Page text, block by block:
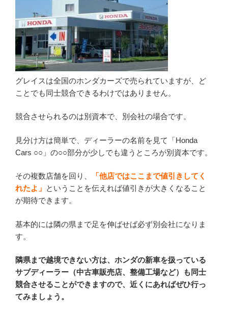
グレイスは全国のホンダカーズで売られていますが、ど
ことでも同士競合できるわけではありません。
競合させられるのは別資本で、別会社の場合です。
見分け方は簡単で、ディーラーの名前を見て「Honda
Cars ○○」の○○部分が少しでも違うところが別資本です。
その複数店舗を回り、
「他店ではここまで値引きしてく
れたよ」 ということを伝えれば値引きが大きくなること
が期待できます。
基本的には隣の県まで足を伸ばせば必ず別会社になりま
す。
隣県まで越境できない方は、ホンダの新車を扱っている
サブディーラー（中古車販売店、整備工場など）も同士
競合させることができますので、近くにあればぜひ行っ
てみましょう。